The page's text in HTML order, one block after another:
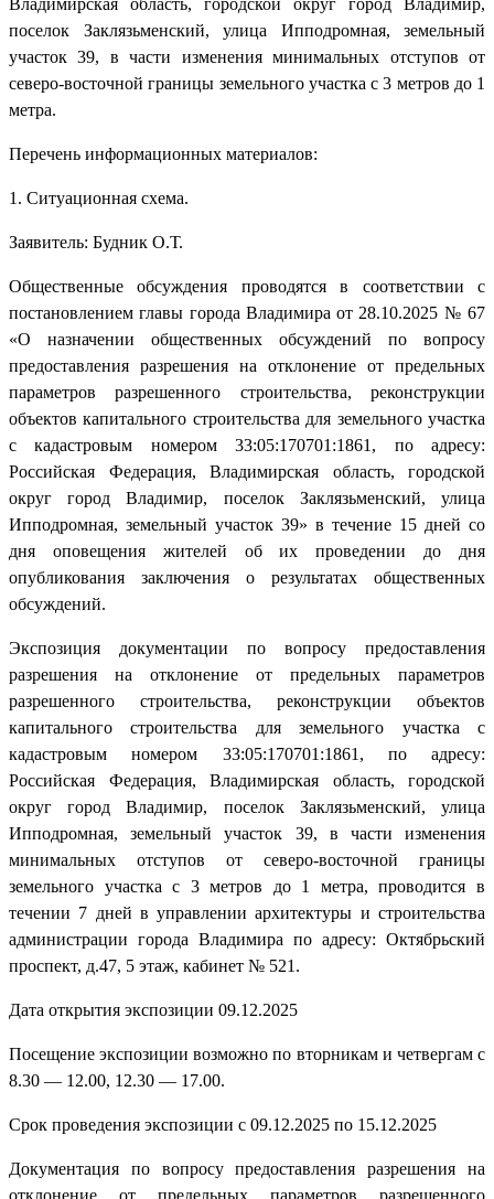
поселок Заклязьменский, улица Ипподромная, земельный
участок 39, в части изменения минимальных отступов от
северо-восточной границы земельного участка с 3 метров до 1
метра.
Перечень информационных материалов:
1. Ситуационная схема.
Заявитель: Будник О.Т.
Общественные обсуждения проводятся в соответствии с
постановлением главы города Владимира от 28.10.2025 № 67
«О назначении общественных обсуждений по вопросу
предоставления разрешения на отклонение от предельных
параметров разрешенного строительства, реконструкции
объектов капитального строительства для земельного участка
с кадастровым номером 33:05:170701:1861, по адресу:
Российская Федерация, Владимирская область, городской
округ город Владимир, поселок Заклязьменский, улица
Ипподромная, земельный участок 39» в течение 15 дней со
дня оповещения жителей об их проведении до дня
опубликования заключения о результатах общественных
обсуждений.
Экспозиция документации по вопросу предоставления
разрешения на отклонение от предельных параметров
разрешенного строительства, реконструкции объектов
капитального строительства для земельного участка с
кадастровым номером 33:05:170701:1861, по адресу:
Российская Федерация, Владимирская область, городской
округ город Владимир, поселок Заклязьменский, улица
Ипподромная, земельный участок 39, в части изменения
минимальных отступов от северо-восточной границы
земельного участка с 3 метров до 1 метра, проводится в
течении 7 дней в управлении архитектуры и строительства
администрации города Владимира по адресу: Октябрьский
проспект, д.47, 5 этаж, кабинет № 521.
Дата открытия экспозиции 09.12.2025
Посещение экспозиции возможно по вторникам и четвергам с
8.30 — 12.00, 12.30 — 17.00.
Срок проведения экспозиции с 09.12.2025 по 15.12.2025
Документация по вопросу предоставления разрешения на
отклонение от предельных параметров разрешенного